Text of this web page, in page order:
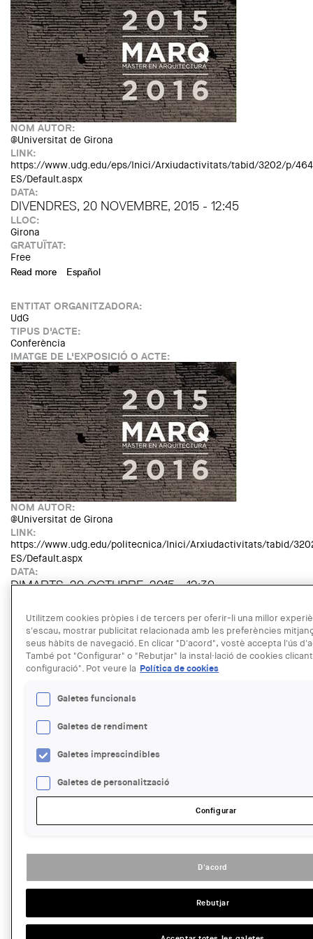
NOM AUTOR:
@Universitat de Girona
LINK:
https://www.udg.edu/eps/Inici/Arxiudactivitats/tabid/3202/p/
ES/Default.aspx
DATA:
DIVENDRES, 20 NOVEMBRE, 2015 - 12:45
LLOC:
Girona
GRATUÏTAT:
Free
Read more about MARQ: conferència de Júlia Shultz-Dornburg
Español
ENTITAT ORGANITZADORA:
UdG
TIPUS D'ACTE:
Conferència
IMATGE DE L'EXPOSICIÓ O ACTE:
NOM AUTOR:
@Universitat de Girona
LINK:
https://www.udg.edu/politecnica/Inici/Arxiudactivitats/tabid/
ES/Default.aspx
DATA:
DIMARTS, 20 OCTUBRE, 2015 - 12:30
Girona
GRATUÏTAT:
Free
Read more about MARQ: Conferència d'Albert Serra
TIPUS D'ACTE:
Conferència
IMATGE DE L'EXPOSICIÓ O ACTE:
NOM AUTOR:
https://www.udg.edu/politecnica/Inici/Arxiudactivitats/tabid/
Utilitzem cookies pròpies i de tercers per oferir-li una millor
s'escau, mostrar publicitat relacionada amb les preferències
seus hàbits de navegació. En clicar "D'acord", vostè accepta l'ús
També pot "Configurar" o "Rebutjar" la instal·lació de cookies
configuració". Pot veure la Política de cookies
Galetes funcionals
Galetes de rendiment
Galetes imprescindibles
Galetes de personalització
Configurar
D'acord
Rebutjar